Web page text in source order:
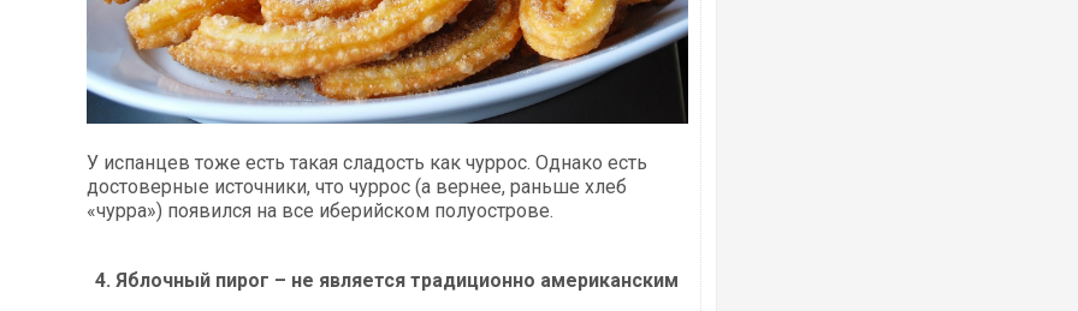
У испанцев тоже есть такая сладость как чуррос. Однако есть
достоверные источники, что чуррос (а вернее, раньше хлеб
«чурра») появился на все иберийском полуострове.
4. Яблочный пирог – не является традиционно американским